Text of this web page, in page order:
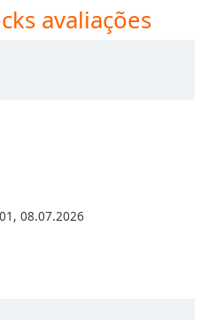
avaliações
, 08.07.2026